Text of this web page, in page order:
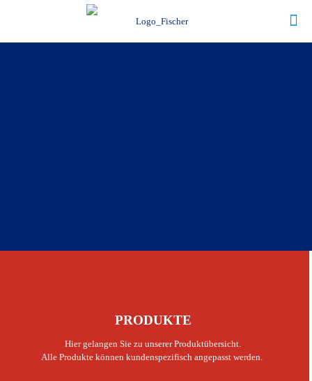
PRODUKTE
Hier gelangen Sie zu unserer Produktübersicht.
Alle Produkte können kundenspezifisch angepasst werden.